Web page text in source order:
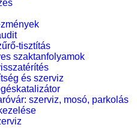
tisztítás
szaktanfolyamok
és szerviz
szerviz, mosó, parkolás